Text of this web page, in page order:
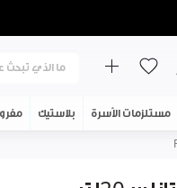
مستلزمات الأسرة بلاستيك